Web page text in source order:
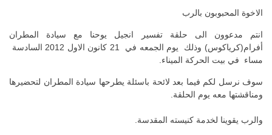
الاخوة المحبوبون بالرب
انتم مدعوون الى حلقة تفسير انجيل يوحنا مع سيادة المطران
أفرام(كرياكوس) وذلك يوم الجمعه في 21 كانون الاول 2012 السادسة
مساء في بيت الحركة الميناء.
سوف نرسل لكم فيما بعد لائحة باسئلة يطرحها سيادة المطران لتحضيرها
ومناقشتها معه يوم الحلقة.
والرب يقوينا لخدمة كنيسته المقدسة.